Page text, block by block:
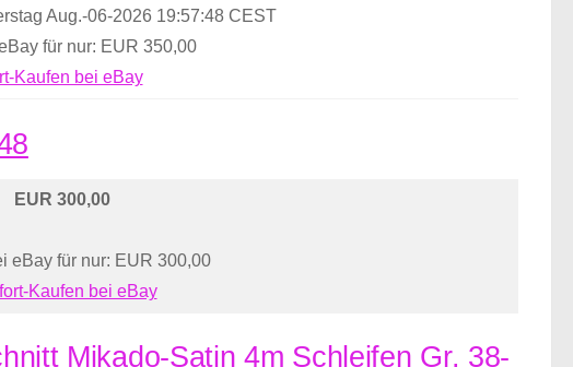
Aug.-06-2026 19:57:48 CEST
für nur: EUR 350,00
Kaufen bei eBay
EUR 300,00
eBay für nur: EUR 300,00
Kaufen bei eBay
Mikado-Satin 4m Schleifen Gr. 38-